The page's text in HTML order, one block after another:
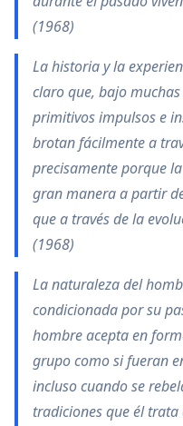
(1968)
La historia y la
claro que, bajo
primitivos impulsos e
brotan fácilmente a
precisamente porque
gran manera a partir
que a través de la
(1968)
La naturaleza del
condicionada por su
hombre acepta en
grupo como si fueran
incluso cuando se
tradiciones que él